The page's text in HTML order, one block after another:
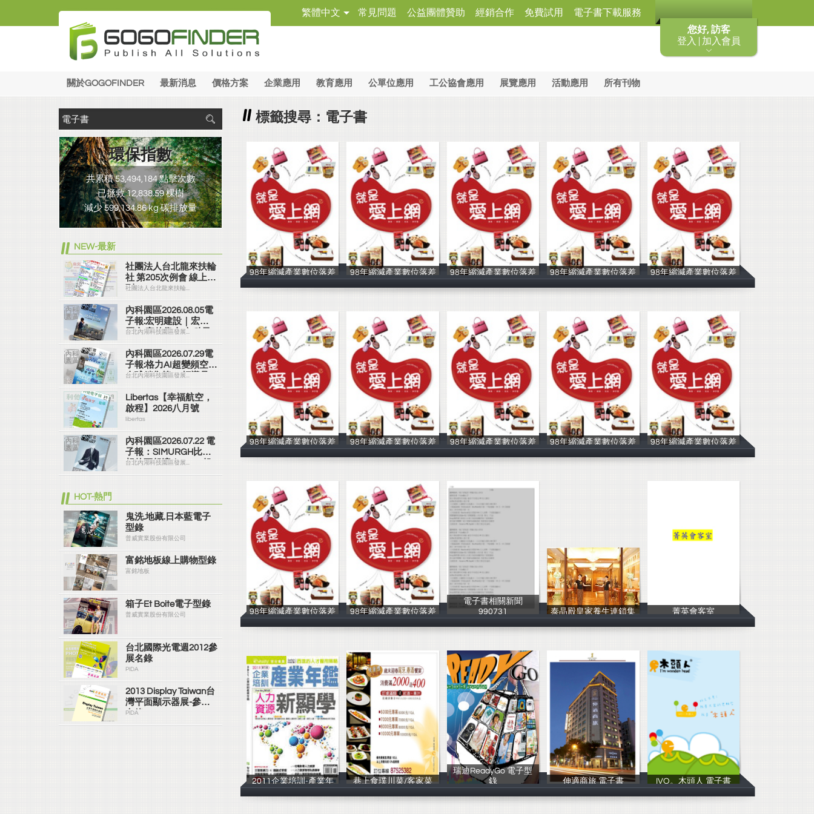
您好, 訪客
登入 | 加入會員
繁體中文 常見問題 公益團體贊助 經銷合作 免費試用 電子書下載服務
關於GOGOFINDER 最新消息 價格方案 企業應用 教育應用 公單位應用 工公協會應用 展覽應用 活動應用 所有刊物
標籤搜尋：電子書
98年縮減產業數位落差
中華民國資訊軟
98年縮減產業數位落差
中華民國資訊軟
98年縮減產業數位落差
中華民國資訊軟
98年縮減產業數位落差
中華民國資訊軟
98年縮減產業數位落差
中華民國資訊軟
98年縮減產業數位落差
中華民國資訊軟
98年縮減產業數位落差
中華民國資訊軟
98年縮減產業數位落差
中華民國資訊軟
98年縮減產業數位落差
中華民國資訊軟
98年縮減產業數位落差
中華民國資訊軟
98年縮減產業數位落差
中華民國資訊軟
98年縮減產業數位落差
中華民國資訊軟
電子書相關新聞
990731
電子閱讀產業推
泰晶殿皇家養生連鎖集
泰晶殿皇家養生
菁英會客室
台大推廣部
2011企業培訓-產業年
智谷集團
巷上食璞川菜/客家菜
巷上食璞
瑞迪ReadyGo 電子型
錄
瑞迪整合行銷
伸適商旅 電子書
伸適商旅
IVO。木頭人 電子書
御風行創意國際
環保指數
共累積 53,494,184 點擊次數
已拯救 12,838.59 棵樹
減少 599,134.86 kg 碳排放量
NEW-最新
社團法人台北龍來扶輪
社 第205次例會 線上社
刊
社團法人台北龍來扶輪...
內科園區2026.08.05電
子報:宏明建設｜宏明
麗山 家的靠山 內科最
高的安全承諾
台北內湖科技園區發展...
內科園區2026.07.29電
子報:格力AI超變頻空調
全球銷售第一 領導品
牌
台北內湖科技園區發展...
Libertas【幸福航空，
啟程】2026八月號
libertas
內科園區2026.07.22 電
子報：SIMURGH比你
想的更舒適｜Su-Si 舒
仕裝 都會日常輕鬆穿
台北內湖科技園區發展...
HOT-熱門
鬼洗.地藏.日本藍電子
型錄
普威實業股份有限公司
富銘地板線上購物型錄
富銘地板
箱子Et Boite電子型錄
普威實業股份有限公司
台北國際光電週2012參
展名錄
PIDA
2013 Display Taiwan台
灣平面顯示器展-參展
名錄
PIDA